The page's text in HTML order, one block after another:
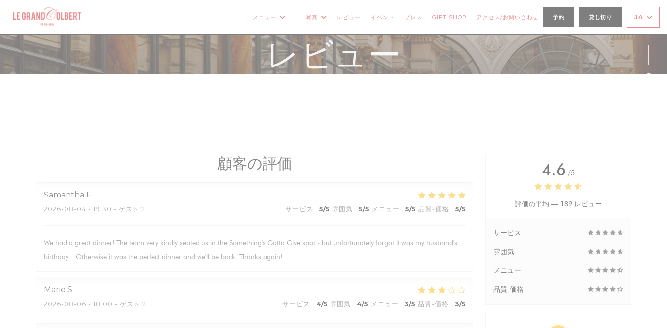
クッキー利用の管理について
メニュー 写真 レビュー イベント プレス
((新しいウィンドウで開きます))
GIFT SHOP ((新しいウィンドウで開きます))
アクセス/お問い合わせ 予約 貸し切り JA
レビュー
顧客の評価
Samantha F
2026-08-04 - 19:30 - ゲスト 2 サービス : 5/5 雰囲気 : 5/5 メニュー : 5/5 品質-価格 : 5/5
We had a great dinner! The team very kindly seated us in the Something's Gotta Give spot - but unfortunately forgot it was my husband's
birthday... Otherwise it was the perfect dinner and we'll be back. Thanks again!
Marie S
2026-08-06 - 18:00 - ゲスト 2 サービス : 4/5 雰囲気 : 4/5 メニュー : 3/5 品質-価格 : 3/5
4.6 /5
評価の平均 — 189 レビュー
サービス
雰囲気
メニュー
品質-価格